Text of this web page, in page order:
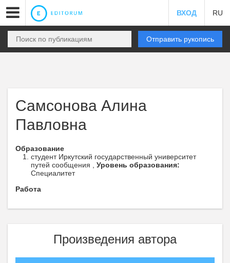
ВХОД RU
Отправить рукопись
Самсонова Алина
Павловна
Образование
студент Иркутский государственный университет
путей сообщения , Уровень образования:
Специалитет
Работа
Произведения автора